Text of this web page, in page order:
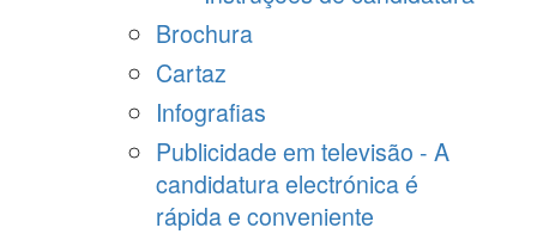
Brochura
Cartaz
Infografias
Publicidade em televisão - A
candidatura electrónica é
rápida e conveniente